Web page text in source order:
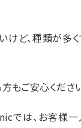
けど、種類が多
もご安心くださ
では、お客様一